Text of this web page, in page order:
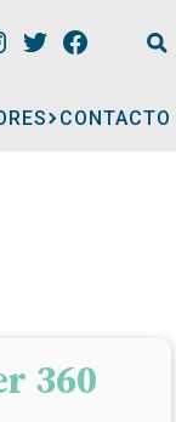
CONTACTO
360